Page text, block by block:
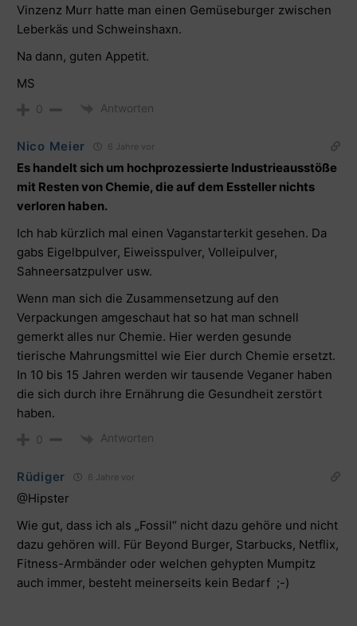
Vinzenz Murr hatte man einen Gemüseburger zwischen
Leberkäs und Schweinshaxn.
Na dann, guten Appetit.
MS
0 Antworten
Nico Meier 6 Jahre vor
Es handelt sich um hochprozessierte Industrieausstöße
mit Resten von Chemie, die auf dem Essteller nichts
verloren haben.
Ich hab kürzlich mal einen Vaganstarterkit gesehen. Da
gabs Eigelbpulver, Eiweisspulver, Volleipulver,
Sahneersatzpulver usw.
Wenn man sich die Zusammensetzung auf den
Verpackungen amgeschaut hat so hat man schnell
gemerkt alles nur Chemie. Hier werden gesunde
tierische Mahrungsmittel wie Eier durch Chemie ersetzt.
In 10 bis 15 Jahren werden wir tausende Veganer haben
die sich durch ihre Ernährung die Gesundheit zerstört
haben.
0 Antworten
Rüdiger 6 Jahre vor
@Hipster
Wie gut, dass ich als „Fossil“ nicht dazu gehöre und nicht
dazu gehören will. Für Beyond Burger, Starbucks, Netflix,
Fitness-Armbänder oder welchen gehypten Mumpitz
auch immer, besteht meinerseits kein Bedarf ;-)